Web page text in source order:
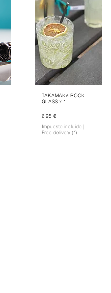
TAKAMAKA ROCK
GLASS x 1
Precio
6,95 €
Impuesto incluido |
Free delivery (*)